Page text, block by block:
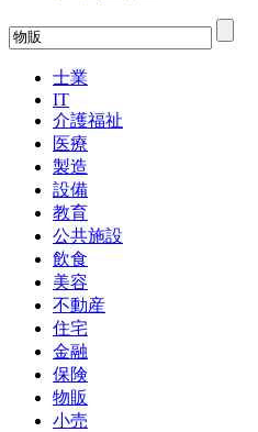
士業
IT
介護福祉
医療
製造
設備
教育
公共施設
飲食
美容
不動産
住宅
金融
保険
物販
小売